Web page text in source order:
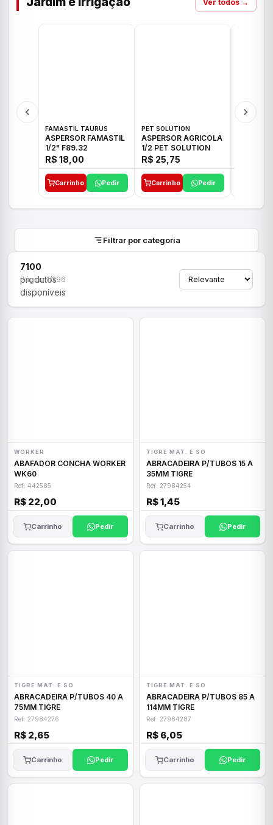
Ver todos →
FAMASTIL TAURUS
ASPERSOR FAMASTIL
1/2" F89.32
R$ 18,00
Carrinho Pedir
PET SOLUTION
ASPERSOR AGRICOLA
1/2 PET SOLUTION
R$ 25,75
Carrinho Pedir
Filtrar por categoria
7100
produtos
disponíveis
Página 1/296
WORKER
ABAFADOR CONCHA WORKER
WK60
Ref: 442585
R$ 22,00
Carrinho Pedir
TIGRE MAT. E SO
ABRACADEIRA P/TUBOS 15 A
35MM TIGRE
Ref: 27984254
R$ 1,45
Carrinho Pedir
TIGRE MAT. E SO
ABRACADEIRA P/TUBOS 40 A
75MM TIGRE
Ref: 27984276
R$ 2,65
Carrinho Pedir
TIGRE MAT. E SO
ABRACADEIRA P/TUBOS 85 A
114MM TIGRE
Ref: 27984287
R$ 6,05
Carrinho Pedir